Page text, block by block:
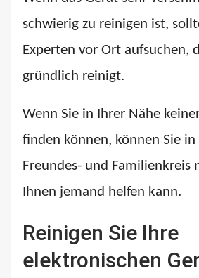
schwierig zu reinigen ist,
Experten vor Ort aufsuchen,
gründlich reinigt.
Wenn Sie in Ihrer Nähe
finden können, können Sie in
Freundes- und Familienkreis
Ihnen jemand helfen kann.
Reinigen Sie Ihre
elektronischen